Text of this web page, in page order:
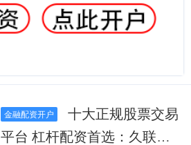
金融配资开户
十大正规股票交易
平台 杠杆配资首选：久联配